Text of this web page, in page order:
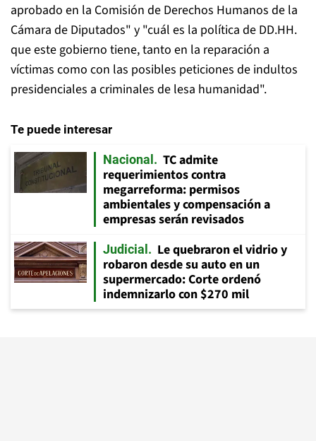
aprobado en la Comisión de Derechos Humanos de la
Cámara de Diputados" y "cuál es la política de DD.HH.
que este gobierno tiene, tanto en la reparación a
víctimas como con las posibles peticiones de indultos
presidenciales a criminales de lesa humanidad".
Te puede interesar
Nacional
TC admite
requerimientos contra
megarreforma: permisos
ambientales y compensación a
empresas serán revisados
Judicial
Le quebraron el vidrio y
robaron desde su auto en un
supermercado: Corte ordenó
indemnizarlo con $270 mil